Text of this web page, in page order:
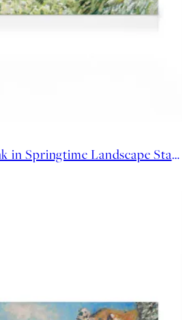
Van Gogh - River Bank in Springtime Landscape Stampa su Tela